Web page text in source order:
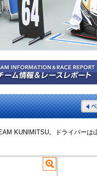
KUNIMITSU。ドライバーは